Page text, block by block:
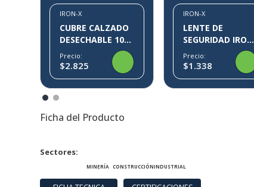
IRON-X
CUBRE CALZADO
DESECHABLE 100
PARES KLIN IRON-
X
Precio:
$2.825
IRON-X
LENTE DE
SEGURIDAD IRON-
X IX09
Precio:
$1.338
Ficha del Producto
Sectores
MINERÍA CONSTRUCCIÓNINDUSTRIAL